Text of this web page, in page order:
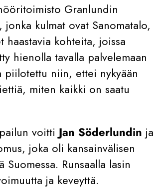
Granlundin
kulmat ovat Sanomatalo,
haastavia kohteita, joissa
hienolla tavalla palvelemaan
piilotettu niin, ettei nykyään
miten kaikki on saatu
voitti Jan Söderlundin ja
joka oli kansainvälisen
Runsaalla lasin
ja keveyttä.